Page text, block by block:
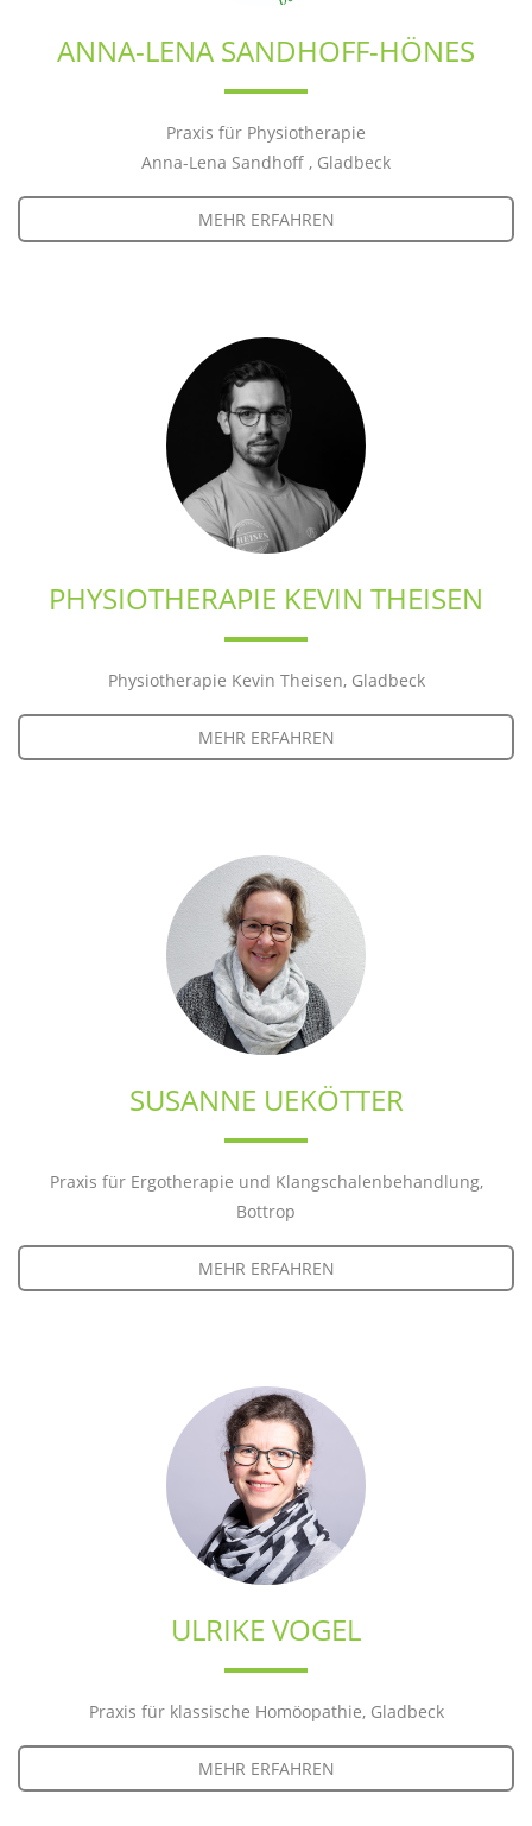
ANNA-LENA SANDHOFF-HÖNES
Praxis für Physiotherapie
Anna-Lena Sandhoff , Gladbeck
MEHR ERFAHREN
PHYSIOTHERAPIE KEVIN THEISEN
Physiotherapie Kevin Theisen, Gladbeck
MEHR ERFAHREN
SUSANNE UEKÖTTER
Praxis für Ergotherapie und Klangschalenbehandlung,
Bottrop
MEHR ERFAHREN
ULRIKE VOGEL
Praxis für klassische Homöopathie, Gladbeck
MEHR ERFAHREN